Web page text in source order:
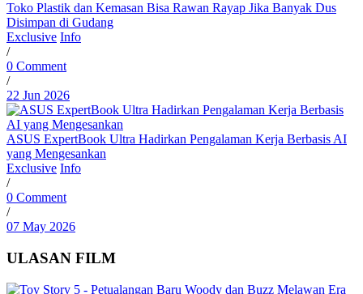
Toko Plastik dan Kemasan Bisa Rawan Rayap Jika Banyak Dus
Disimpan di Gudang
Exclusive Info
/
0 Comment
/
22 Jun 2026
ASUS ExpertBook Ultra Hadirkan Pengalaman Kerja Berbasis AI
yang Mengesankan
Exclusive Info
/
0 Comment
/
07 May 2026
ULASAN FILM